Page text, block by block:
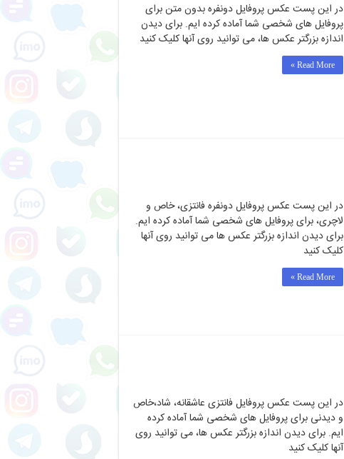
در این پست عکس پروفایل دونفره بدون متن برای
پروفایل های شخصی شما آماده کرده ایم. برای دیدن
اندازه بزرگتر عکس ها، می توانید روی آنها کلیک کنید
Read More »
در این پست عکس پروفایل دونفره فانتزی، خاص و
لاچری، برای پروفایل های شخصی شما آماده کرده ایم.
برای دیدن اندازه بزرگتر عکس ها می توانید روی آنها
کلیک کنید
Read More »
در این پست عکس پروفایل فانتزی عاشقانه، شاد،خاص
و دیدنی برای پروفایل های شخصی شما آماده کرده
ایم. برای دیدن اندازه بزرگتر عکس ها، می توانید روی
آنها کلیک کنید